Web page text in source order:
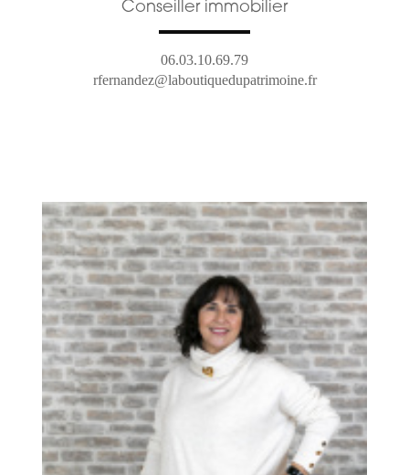
Conseiller immobilier
06.03.10.69.79
rfernandez@laboutiquedupatrimoine.fr